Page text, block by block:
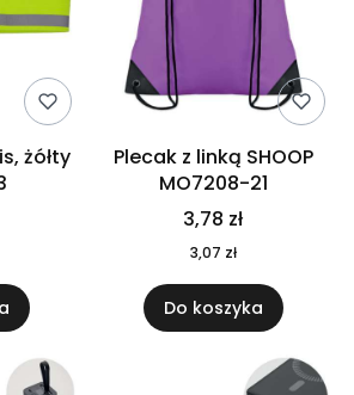
żółty
Plecak z linką SHOOP
MO7208-21
3,78 zł
3,07 zł
Do koszyka